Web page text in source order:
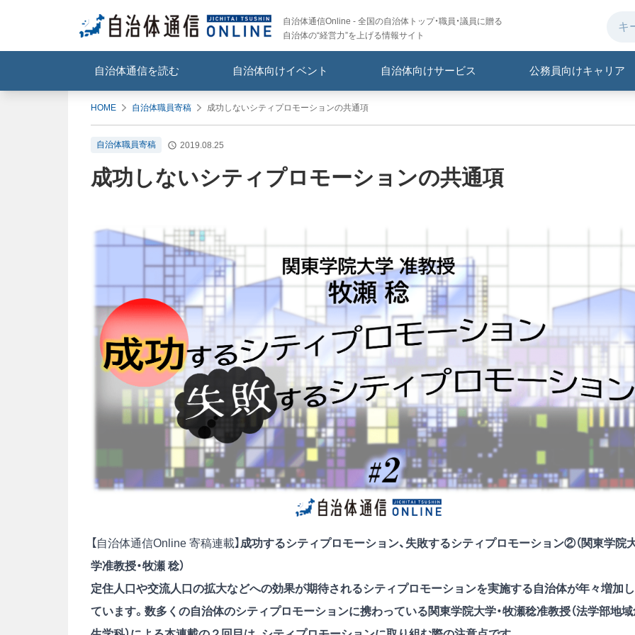
自治体通信Online - 全国の自治体トップ・職員・議員に贈る
自治体の“経営力”を上げる情報サイト
自治体通信を読む 自治体向けイベント 自治体向けサービス 公務員向けキャリア
HOME 自治体職員寄稿 成功しないシティプロモーションの共通項
自治体職員寄稿 2019.08.25
成功しないシティプロモーションの共通項
【自治体通信Online 寄稿連載】 成功するシティプロモーション、失敗するシティプロモーション②（関東学院
学准教授・牧瀬 稔）
定住人口や交流人口の拡大などへの効果が期待されるシティプロモーションを実施する自治体が年々増加し
ています。数多くの自治体のシティプロモーションに携わっている関東学院大学・牧瀬稔准教授（法学部地